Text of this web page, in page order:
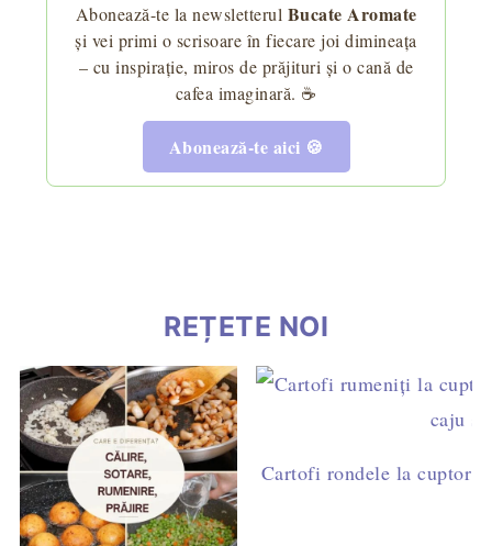
Abonează-te la newsletterul Bucate Aromate
și vei primi o scrisoare în fiecare joi dimineața
– cu inspirație, miros de prăjituri și o cană de
cafea imaginară. ☕
Abonează-te aici 🍪
REȚETE NOI
Cartofi rondele la cuptor